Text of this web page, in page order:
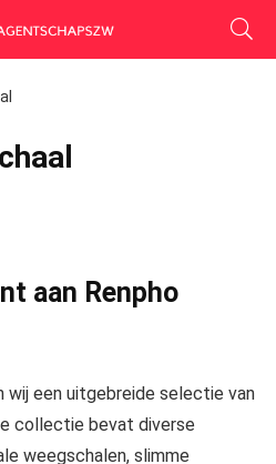
aan Renpho
wij een uitgebreide selectie van
collectie bevat diverse
weegschalen, slimme